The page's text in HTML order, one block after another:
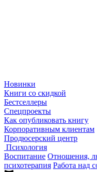
Новинки
Книги со скидкой
Бестселлеры
Спецпроекты
Как опубликовать книгу
Корпоративным клиентам
Продюсерский центр
Психология
Воспитание Отношения,
психотерапия Работа над